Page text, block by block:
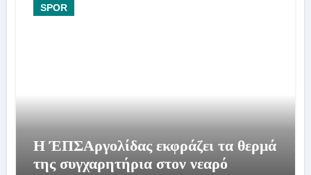
SPOR
Η ΈΠΣΑργολίδας εκφράζει τα θερμά
της συγχαρητήρια στον νεαρό